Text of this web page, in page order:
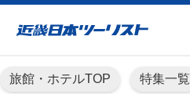
旅館・ホテルTOP 特集一覧